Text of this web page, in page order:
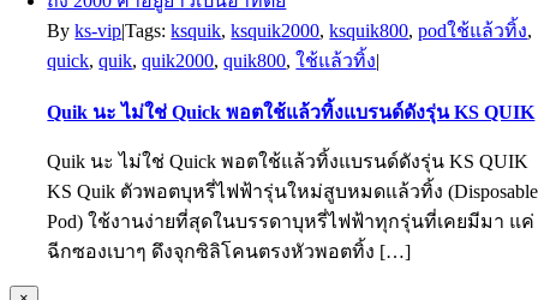
Byks-vip|Tags:ksquik,ksquik2000,ksquik800,podใช้แล้วทิ้ง,
quick,quik,quik2000,quik800,ใช้แล้วทิ้ง|
Quik นะ ไม่ใช่ Quick พอตใช้แล้วทิ้งแบรนด์ดังรุ่น KS QUIK
Quik นะ ไม่ใช่ Quick พอตใช้แล้วทิ้งแบรนด์ดังรุ่น KS QUIK
KS Quik ตัวพอตบุหรี่ไฟฟ้ารุ่นใหม่สูบหมดแล้วทิ้ง (Disposable
Pod) ใช้งานง่ายที่สุดในบรรดาบุหรี่ไฟฟ้าทุกรุ่นที่เคยมีมา แค่
ฉีกซองเบาๆ ดึงจุกซิลิโคนตรงหัวพอตทิ้ง […]